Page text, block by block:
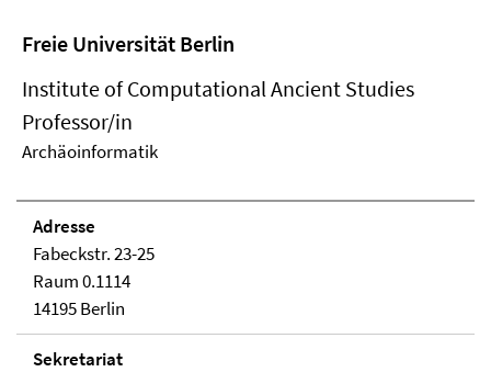
Freie Universität Berlin
Institute of Computational Ancient Studies
Professor/in
Archäoinformatik
Adresse
Fabeckstr. 23-25
Raum 0.1114
14195 Berlin
Sekretariat